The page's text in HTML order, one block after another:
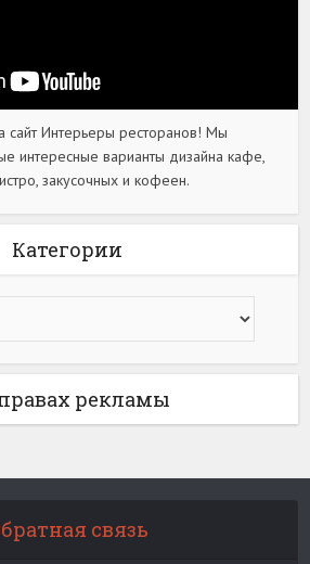
сайт Интерьеры ресторанов! Мы
интересные варианты дизайна кафе,
закусочных и кофеен.
Категории
рекламы
связь